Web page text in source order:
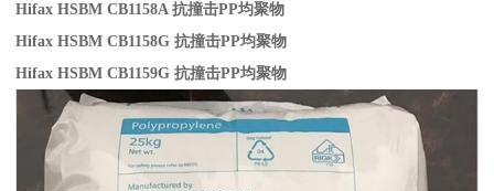
Hifax HSBM CB1158A抗撞击PP均聚物
Hifax HSBM CB1158G抗撞击PP均聚物
Hifax HSBM CB1159G抗撞击PP均聚物